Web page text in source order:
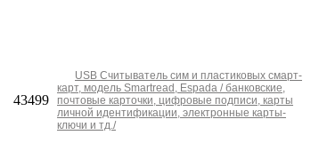
43499
USB Считыватель сим и пластиковых смарт-
карт, модель Smartread, Espada / банковские,
почтовые карточки, цифровые подписи, карты
личной идентификации, электронные карты-
ключи и тд./